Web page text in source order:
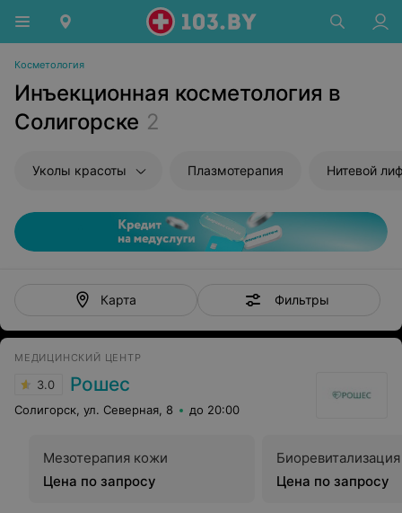
Косметология
Инъекционная косметология в
Солигорске 2
Уколы красоты Плазмотерапия Нитевой
Карта Фильтры
МЕДИЦИНСКИЙ ЦЕНТР
3.0 Рошес
Солигорск, ул. Северная, 8 до 20:00
Мезотерапия кожи
Цена по запросу
Биоревитализация
Цена по запросу